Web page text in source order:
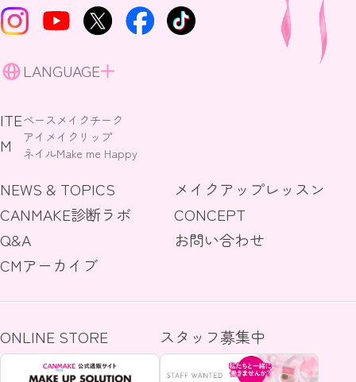
LANGUAGE
ITE
M
ベースメイクチーク
アイメイク リップ
ネイルMake me Happy
NEWS & TOPICS
メイクアップレッスン
CANMAKE診断ラボ
CONCEPT
Q&A
お問い合わせ
CMアーカイブ
ONLINE STORE スタッフ募集中